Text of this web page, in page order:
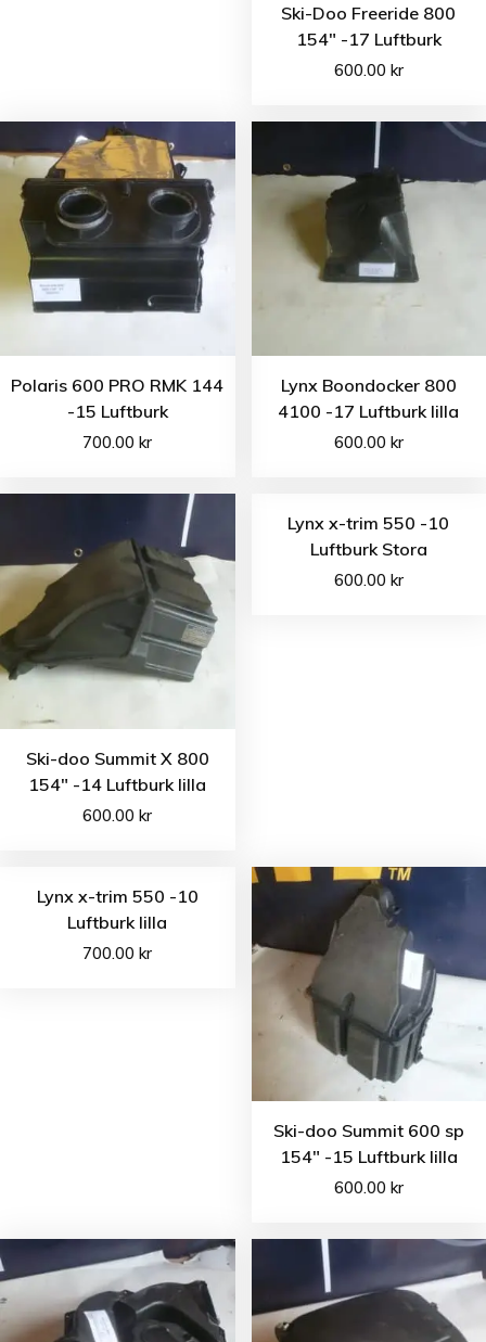
Ski-Doo Freeride 800
154″ -17 Luftburk
600.00 kr
Polaris 600 PRO RMK 144
-15 Luftburk
700.00kr
Lynx Boondocker 800
4100 -17 Luftburk lilla
600.00 kr
Ski-doo Summit X 800
154″ -14 Luftburk lilla
600.00kr
Lynx x-trim 550 -10
Luftburk Stora
600.00 kr
Lynx x-trim 550 -10
Luftburk lilla
700.00kr
Ski-doo Summit 600 sp
154″ -15 Luftburk lilla
600.00 kr